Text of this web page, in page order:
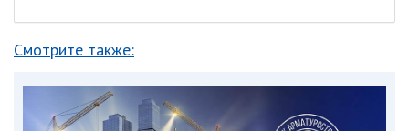
Смотрите также: